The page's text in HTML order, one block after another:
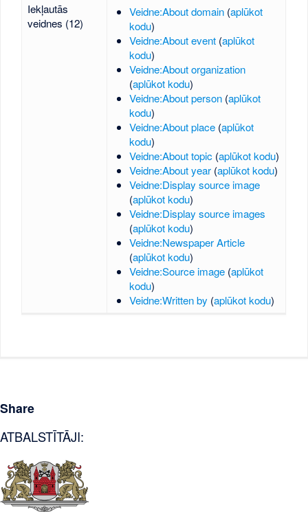
Iekļautās
veidnes (12)
Veidne:About domain (aplūkot
kodu)
Veidne:About event (aplūkot
kodu)
Veidne:About organization
(aplūkot kodu)
Veidne:About person (aplūkot
kodu)
Veidne:About place (aplūkot
kodu)
Veidne:About topic (aplūkot kodu)
Veidne:About year (aplūkot kodu)
Veidne:Display source image
(aplūkot kodu)
Veidne:Display source images
(aplūkot kodu)
Veidne:Newspaper Article
(aplūkot kodu)
Veidne:Source image (aplūkot
kodu)
Veidne:Written by (aplūkot kodu)
Share
ATBALSTĪTĀJI: